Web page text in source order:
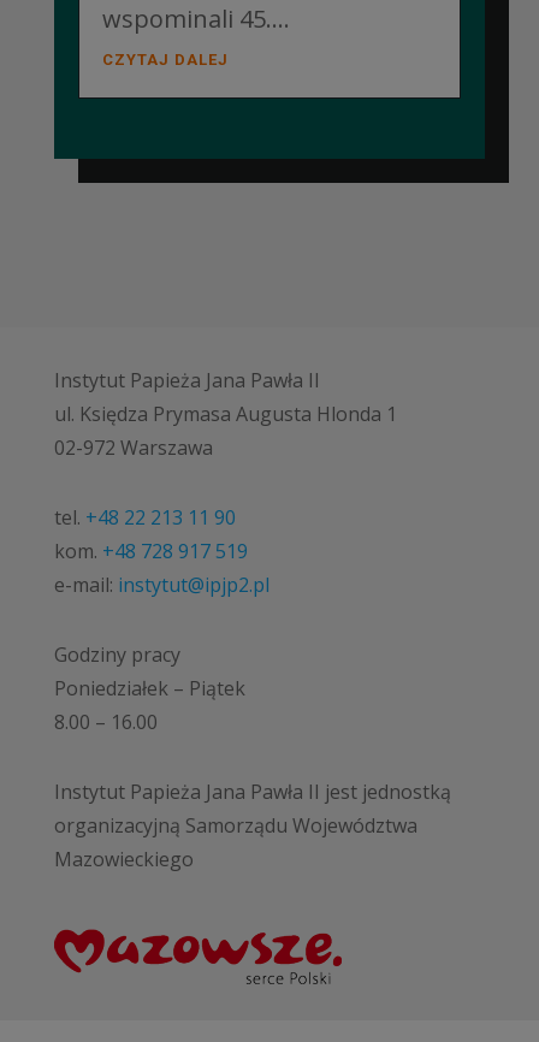
wspominali 45....
CZYTAJ DALEJ
Instytut Papieża Jana Pawła II
ul. Księdza Prymasa Augusta Hlonda 1
02-972 Warszawa
tel. +48 22 213 11 90
kom. +48 728 917 519
e-mail: instytut@ipjp2.pl
Godziny pracy
Poniedziałek – Piątek
8.00 – 16.00
Instytut Papieża Jana Pawła II jest jednostką
organizacyjną Samorządu Województwa
Mazowieckiego